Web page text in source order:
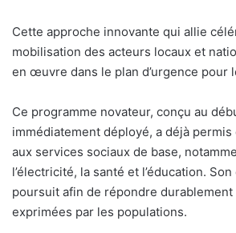
Cette approche innovante qui allie
mobilisation des acteurs locaux et
en œuvre dans le plan d’urgence pour
Ce programme novateur, conçu au
immédiatement déployé, a déjà permis
aux services sociaux de base,
l’électricité, la santé et l’éducation.
poursuit afin de répondre
exprimées par les populations.